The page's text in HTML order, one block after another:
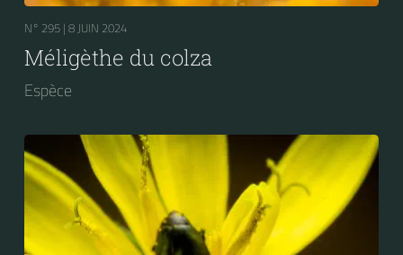
N° 295 | 8 JUIN 2024
Méligèthe du colza
Espèce